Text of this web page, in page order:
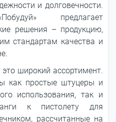
и долговечности.
предлагает
решения – продукцию,
стандартам качества и
широкий ассортимент.
как простые штуцеры и
использования, так и
к пистолету для
рассчитанные на